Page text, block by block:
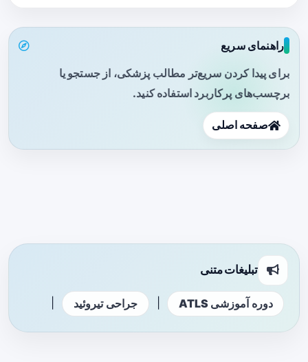
راهنمای سریع
برای پیدا کردن سریع‌تر مطالب پزشکی، از جستجو یا
برچسب‌های پرکاربرد استفاده کنید.
صفحه اصلی
تبلیغات متنی
دوره آموزشی ATLS جراحی تیروئید